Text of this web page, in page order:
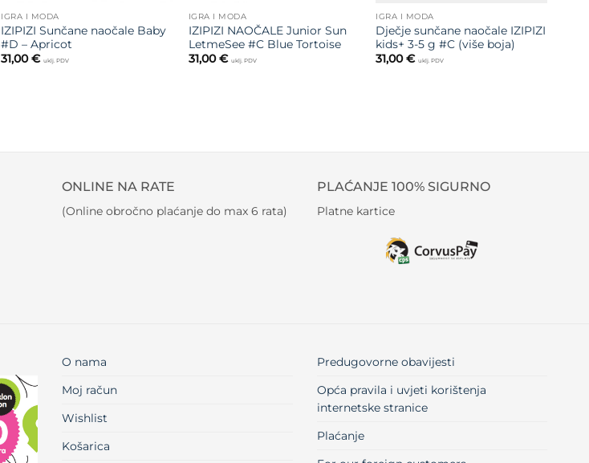
IGRA I MODA
IZIPIZI Sunčane naočale Baby
#D – Apricot
31,00€ uklj. PDV
IGRA I MODA
IZIPIZI NAOČALE Junior Sun
LetmeSee #C Blue Tortoise
31,00€ uklj. PDV
IGRA I MODA
Dječje sunčane naočale IZIPIZI
kids+ 3-5 g #C (više boja)
31,00€ uklj. PDV
ONLINE NA RATE
(Online obročno plaćanje do max 6 rata)
PLAĆANJE 100% SIGURNO
Platne kartice
O nama
Moj račun
Wishlist
Košarica
Predugovorne obavijesti
Opća pravila i uvjeti korištenja
internetske stranice
Plaćanje